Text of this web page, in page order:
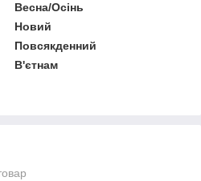
Весна/Осінь
Новий
Повсякденний
В'єтнам